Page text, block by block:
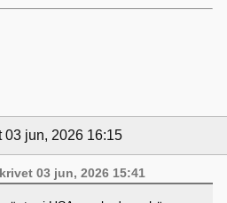
03 jun, 2026 16:15
03 jun, 2026 15:41